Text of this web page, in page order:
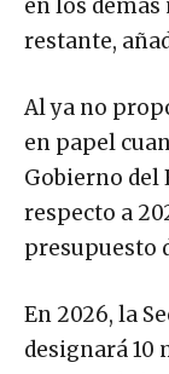
en los
restante,
Al ya no
en papel
Gobierno del
respecto a
presupuesto
En 2026, la
designará 10